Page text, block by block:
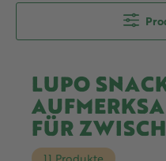
LUPO
FÜR
11 Produkte